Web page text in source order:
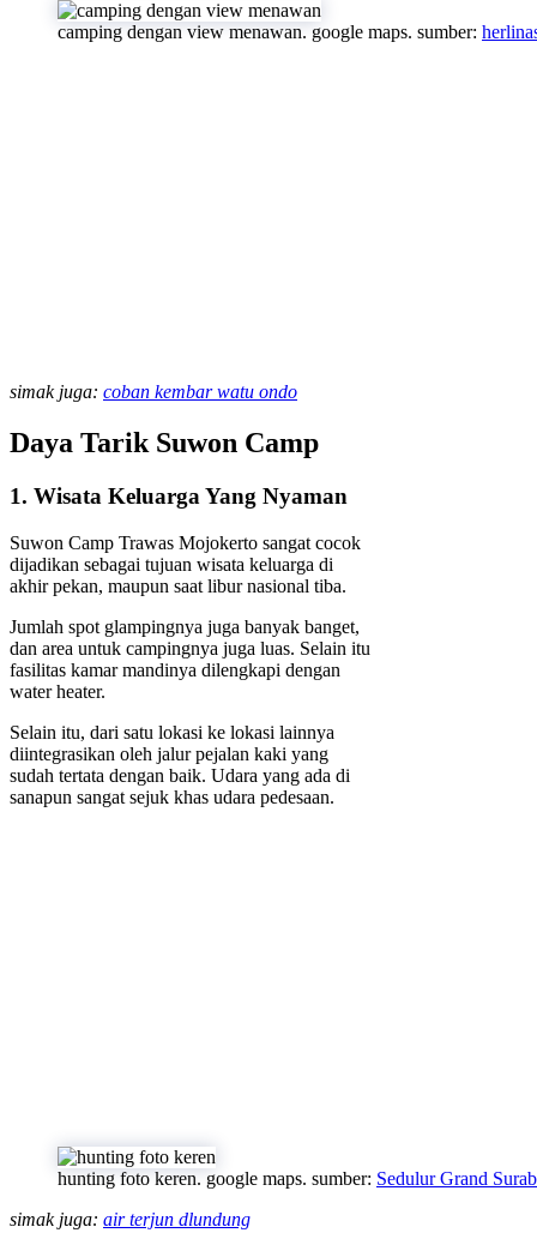
camping dengan view menawan. google maps. sumber:
simak juga: coban kembar watu ondo
Daya Tarik Suwon Camp
1. Wisata Keluarga Yang Nyaman
Suwon Camp Trawas Mojokerto sangat cocok
dijadikan sebagai tujuan wisata keluarga di
akhir pekan, maupun saat libur nasional tiba.
Jumlah spot glampingnya juga banyak banget,
dan area untuk campingnya juga luas. Selain itu
fasilitas kamar mandinya dilengkapi dengan
water heater.
Selain itu, dari satu lokasi ke lokasi lainnya
diintegrasikan oleh jalur pejalan kaki yang
sudah tertata dengan baik. Udara yang ada di
sanapun sangat sejuk khas udara pedesaan.
hunting foto keren. google maps. sumber: Sedulur Grand
simak juga: air terjun dlundung